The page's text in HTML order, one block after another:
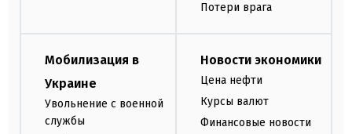
Потери врага
Мобилизация в
Украине
Увольнение с военной
службы
Новости экономики
Цена нефти
Курсы валют
Финансовые новости